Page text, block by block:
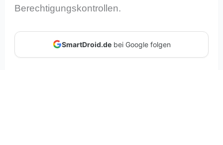
Berechtigungskontrollen.
SmartDroid.debei Google folgen